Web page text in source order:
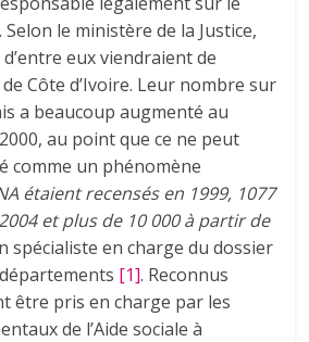
le ministère de la Justice,
eux viendraient de
Côte d’Ivoire. Leur nombre sur
a beaucoup augmenté au
au point que ce ne peut
comme un phénomène
étaient recensés en 1999, 1077
et plus de 10 000 à partir de
spécialiste en charge du dossier
[1]. Reconnus
être pris en charge par les
de l’Aide sociale à